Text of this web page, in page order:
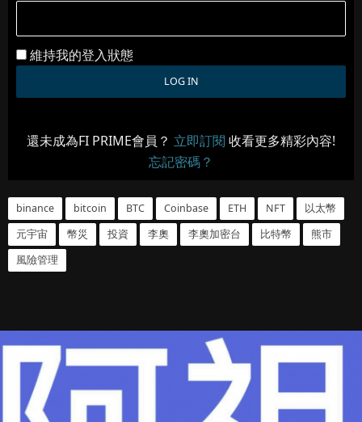
維持我的登入狀態
還未成為FI PRIME會員？ 立即訂閱 收看更多精彩內容!
忘記密碼？
binance bitcoin BTC Coinbase ETH NFT
以太幣
元宇宙
幣災 投資 李奧 李奧加密台 比特幣
熊市
風險管理